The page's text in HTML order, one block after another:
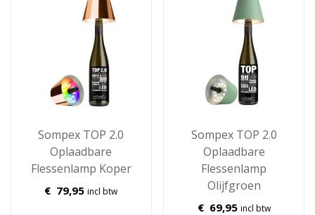
Sompex TOP 2.0
Oplaadbare
Flessenlamp Koper
€ 79,95 incl btw
Sompex TOP 2.0
Oplaadbare
Flessenlamp
Olijfgroen
€ 69,95 incl btw